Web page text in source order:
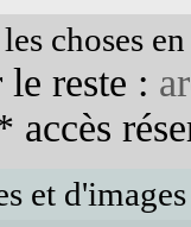
choses
reste :
et